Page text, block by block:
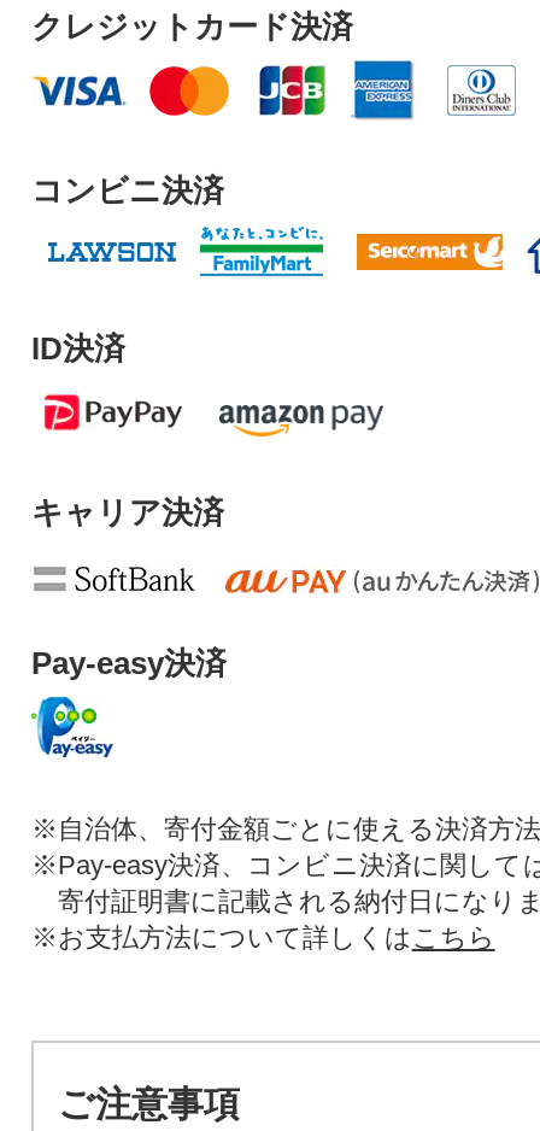
クレジットカード決済
コンビニ決済
ID決済
キャリア決済
Pay-easy決済
※自治体、寄付金額ごとに使える決済方
※Pay-easy決済、コンビニ決済に関して
寄付証明書に記載される納付日になり
※お支払方法について詳しくは こちら
ご注意事項